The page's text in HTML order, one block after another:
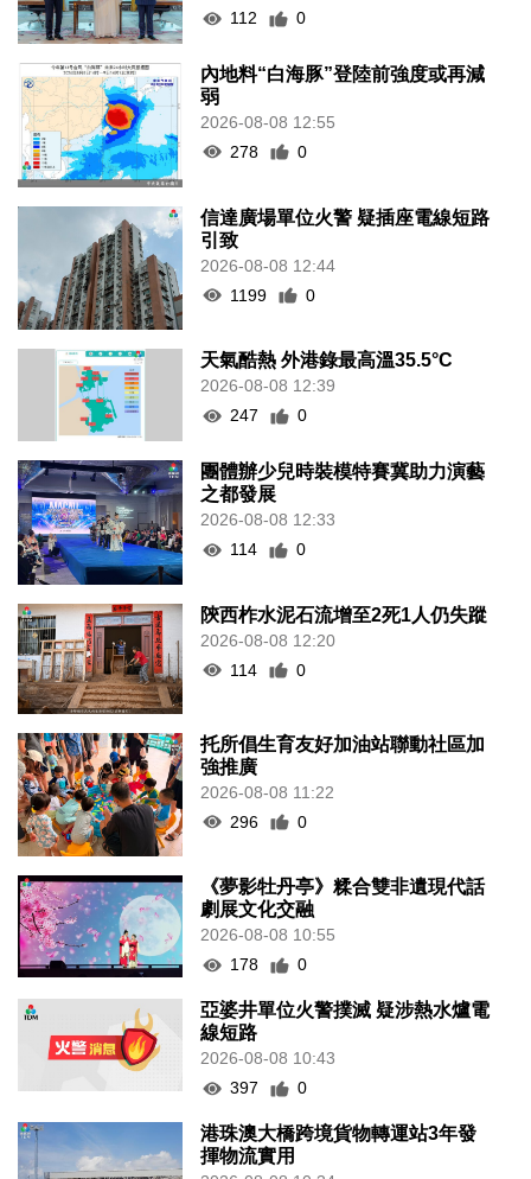
112
0
內地料“白海豚”登陸前強度或再減
弱
2026-08-08 12:55
278
0
信達廣場單位火警 疑插座電線短路
引致
2026-08-08 12:44
1199
0
天氣酷熱 外港錄最高溫35.5°C
2026-08-08 12:39
247
0
團體辦少兒時裝模特賽冀助力演藝
之都發展
2026-08-08 12:33
114
0
陝西柞水泥石流增至2死1人仍失蹤
2026-08-08 12:20
114
0
托所倡生育友好加油站聯動社區加
強推廣
2026-08-08 11:22
296
0
《夢影牡丹亭》糅合雙非遺現代話
劇展文化交融
2026-08-08 10:55
178
0
亞婆井單位火警撲滅 疑涉熱水爐電
線短路
2026-08-08 10:43
397
0
港珠澳大橋跨境貨物轉運站3年發
揮物流實用